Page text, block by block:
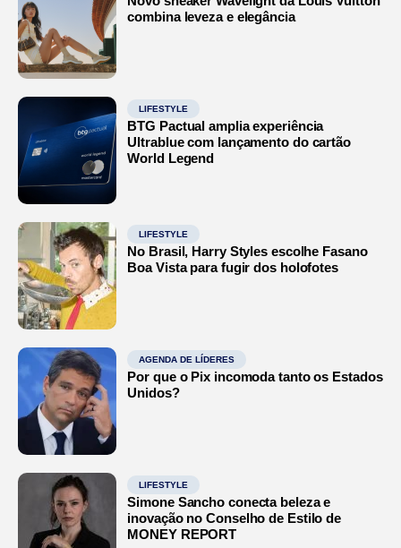
combina leveza e elegância
LIFESTYLE
BTG Pactual amplia experiência
Ultrablue com lançamento do cartão
World Legend
LIFESTYLE
No Brasil, Harry Styles escolhe Fasano
Boa Vista para fugir dos holofotes
AGENDA DE LÍDERES
Por que o Pix incomoda tanto os Estados
Unidos?
LIFESTYLE
Simone Sancho conecta beleza e
inovação no Conselho de Estilo de
MONEY REPORT